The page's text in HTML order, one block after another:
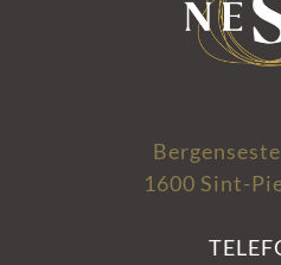
1600 Sint-